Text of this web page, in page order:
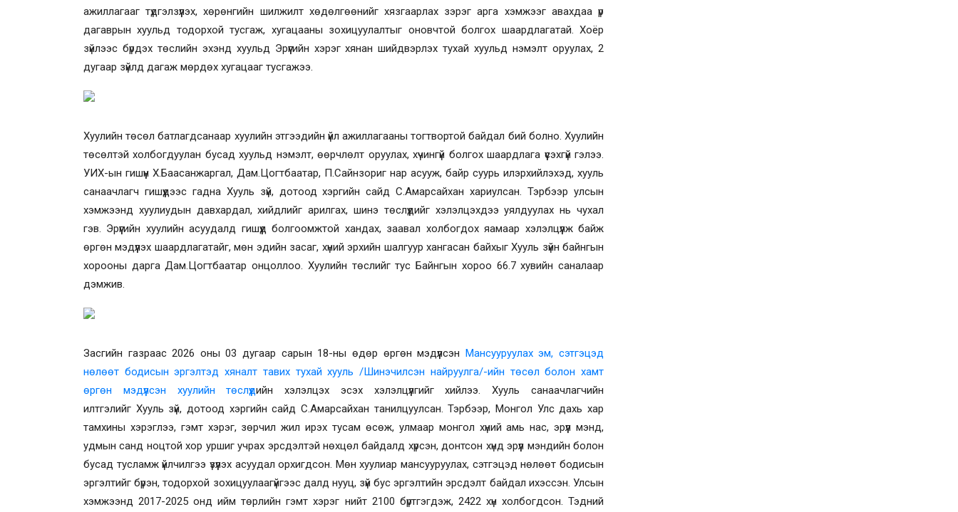
ажиллагааг түдгэлзүүлэх, хөрөнгийн шилжилт хөдөлгөөнийг хязгаарлах зэрэг арга хэмжээг авахдаа үр
дагаврын хуульд тодорхой тусгаж, хугацааны зохицуулалтыг оновчтой болгох шаардлагатай. Хоёр
зүйлээс бүрдэх төслийн эхэнд хуульд Эрүүгийн хэрэг хянан шийдвэрлэх тухай хуульд нэмэлт оруулах, 2
дугаар зүйлд дагаж мөрдөх хугацааг тусгажээ.
Хуулийн төсөл батлагдсанаар хуулийн этгээдийн үйл ажиллагааны тогтвортой байдал бий болно. Хуулийн
төсөлтэй холбогдуулан бусад хуульд нэмэлт, өөрчлөлт оруулах, хүчингүй болгох шаардлага үүсэхгүй гэлээ.
УИХ-ын гишүүн Х.Баасанжаргал, Дам.Цогтбаатар, П.Сайнзориг нар асууж, байр суурь илэрхийлэхэд, хууль
санаачлагч гишүүдээс гадна Хууль зүй, дотоод хэргийн сайд С.Амарсайхан хариулсан. Тэрбээр улсын
хэмжээнд хуулиудын давхардал, хийдлийг арилгах, шинэ төслүүдийг хэлэлцэхдээ уялдуулах нь чухал
гэв. Эрүүгийн хуулийн асуудалд гишүүд болгоомжтой хандах, заавал холбогдох яамаар хэлэлцүүлж байж
өргөн мэдүүлэх шаардлагатайг, мөн эдийн засаг, хүний эрхийн шалгуур хангасан байхыг Хууль зүйн байнгын
хорооны дарга Дам.Цогтбаатар онцоллоо. Хуулийн төслийг тус Байнгын хороо 66.7 хувийн саналаар
дэмжив.
Засгийн газраас 2026 оны 03 дугаар сарын 18-ны өдөр өргөн мэдүүлсэн Мансууруулах эм, сэтгэцэд
нөлөөт бодисын эргэлтэд хяналт тавих тухай хууль /Шинэчилсэн найруулга/-ийн төсөл болон хамт
өргөн мэдүүлсэн хуулийн төслүүдийн хэлэлцэх эсэх хэлэлцүүлгийг хийлээ. Хууль санаачлагчийн
илтгэлийг Хууль зүй, дотоод хэргийн сайд С.Амарсайхан танилцуулсан. Тэрбээр,Монгол Улс дахь хар
тамхины хэрэглээ, гэмт хэрэг, зөрчил жил ирэх тусам өсөж, улмаар монгол хүний амь нас, эрүүл мэнд,
удмын санд ноцтой хор уршиг учрах эрсдэлтэй нөхцөл байдалд хүрсэн, донтсон хүнд эрүүл мэндийн болон
бусад тусламж үйлчилгээ үзүүлэх асуудал орхигдсон. Мөн хуулиар мансууруулах, сэтгэцэд нөлөөт бодисын
эргэлтийг бүрэн, тодорхой зохицуулаагүйгээс далд нууц, зүй бус эргэлтийн эрсдэлт байдал ихэссэн. Улсын
хэмжээнд 2017-2025 онд ийм төрлийн гэмт хэрэг нийт 2100 бүртгэгдэж, 2422 хүн холбогдсон. Тэдний